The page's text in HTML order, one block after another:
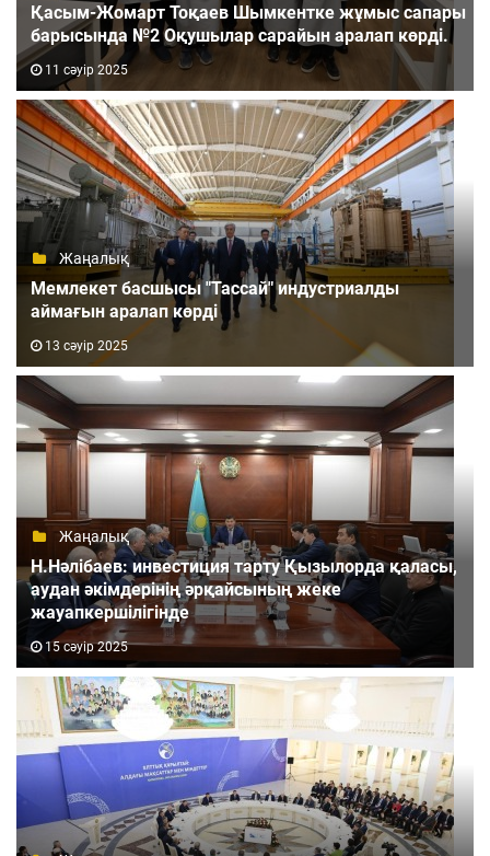
Қасым-Жомарт Тоқаев Шымкентке жұмыс сапары
барысында №2 Оқушылар сарайын аралап көрді.
11 сәуір 2025
Жаңалық
Мемлекет басшысы "Тассай" индустриалды
аймағын аралап көрді
13 сәуір 2025
Жаңалық
Н.Нәлібаев: инвестиция тарту Қызылорда қаласы,
аудан әкімдерінің әрқайсының жеке
жауапкершілігінде
15 сәуір 2025